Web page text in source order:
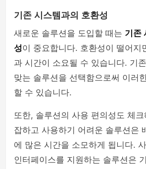
기존 시스템과의 호환성
새로운 솔루션을 도입할 때는 기존
성이 중요합니다. 호환성이 떨어지
과 시간이 소요될 수 있습니다. 기
맞는 솔루션을 선택함으로써 이러
할 수 있습니다.
또한, 솔루션의 사용 편의성도 체
잡하고 사용하기 어려운 솔루션은
에 많은 시간을 소모하게 됩니다.
인터페이스를 지원하는 솔루션은